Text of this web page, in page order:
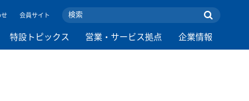
せ 会員サイト
特設トピックス 営業・サービス拠点 企業情報